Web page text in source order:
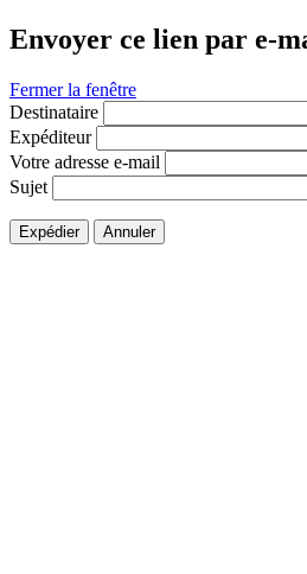
Envoyer ce lien par e-
Fermer la fenêtre
Destinataire
Expéditeur
Votre adresse e-mail
Sujet
Expédier Annuler